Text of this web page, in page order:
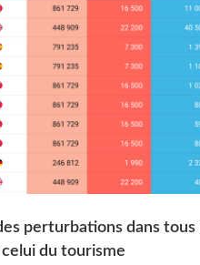
perturbations dans tous
du tourisme